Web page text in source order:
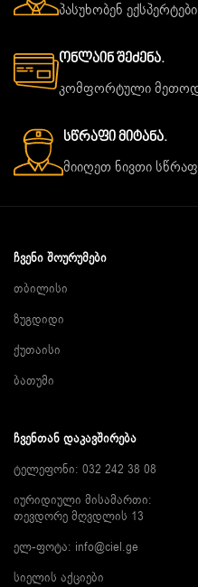
პასუხობენ
Ონლაინ Შეძენა.
კომფორტული
Სწრაფი Მიტანა.
მიიღეთ ნივთი
ᲩᲕᲔᲜᲘ ᲨᲝᲣᲠᲣᲛᲔᲑᲘ
თბილისი
ზუგდიდი
ქუთაისი
ბათუმი
ᲩᲕᲔᲜᲗᲐᲜ ᲓᲐᲙᲐᲕᲨᲘᲠᲔᲑᲐ
ტელეფონი: 032 242 38 08
იურიდიული მისამართი:
თევდორე მღვდლის 13
ელ-ფოტა: info@ciel.ge
სიელის აქციები